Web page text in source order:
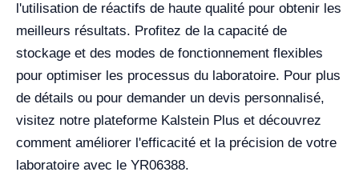
l'utilisation de réactifs de haute qualité pour obtenir les
meilleurs résultats. Profitez de la capacité de
stockage et des modes de fonctionnement flexibles
pour optimiser les processus du laboratoire. Pour plus
de détails ou pour demander un devis personnalisé,
visitez notre plateforme Kalstein Plus et découvrez
comment améliorer l'efficacité et la précision de votre
laboratoire avec le YR06388.